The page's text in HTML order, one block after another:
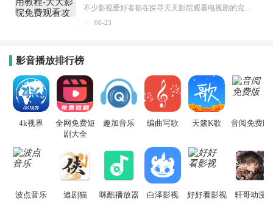
06-23
影音播放排行榜
4k视界
全网免费短
剧大全
趣加音乐 编曲写歌 天籁K歌 音阅免费版
波点音乐 追剧猫 咪酷播放器 白泽影视 好好看影视 轩哥动漫